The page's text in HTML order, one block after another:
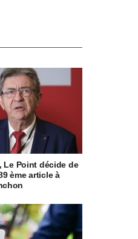
Le Point décide de
ème article à